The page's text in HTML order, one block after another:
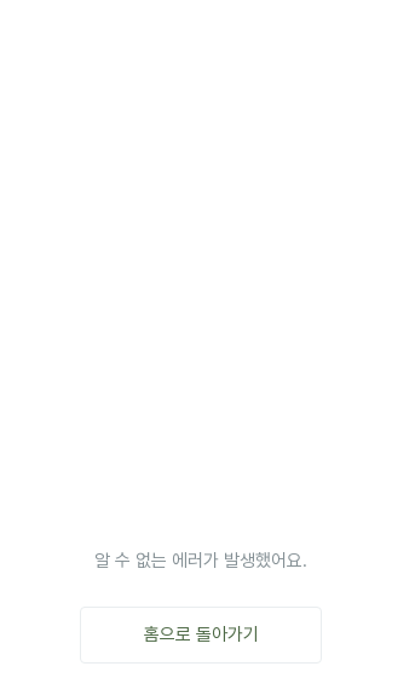
알 수 없는 에러가 발생했어요.
홈으로 돌아가기